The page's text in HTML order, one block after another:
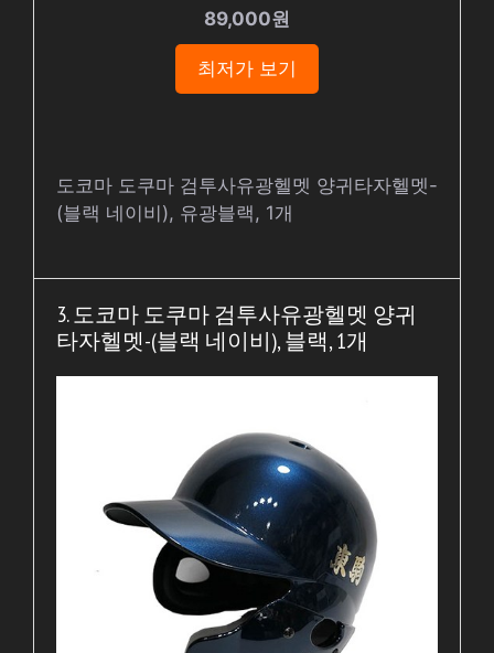
89,000원
최저가 보기
도코마 도쿠마 검투사유광헬멧 양귀타자헬멧-
(블랙 네이비), 유광블랙, 1개
3. 도코마 도쿠마 검투사유광헬멧 양귀
타자헬멧-(블랙 네이비), 블랙, 1개